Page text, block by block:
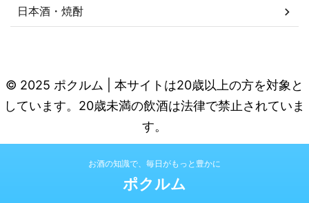
日本酒・焼酎
© 2025 ポクルム | 本サイトは20歳以上の方を対象と
しています。20歳未満の飲酒は法律で禁止されていま
す。
お酒の知識で、毎日がもっと豊かに
ポクルム